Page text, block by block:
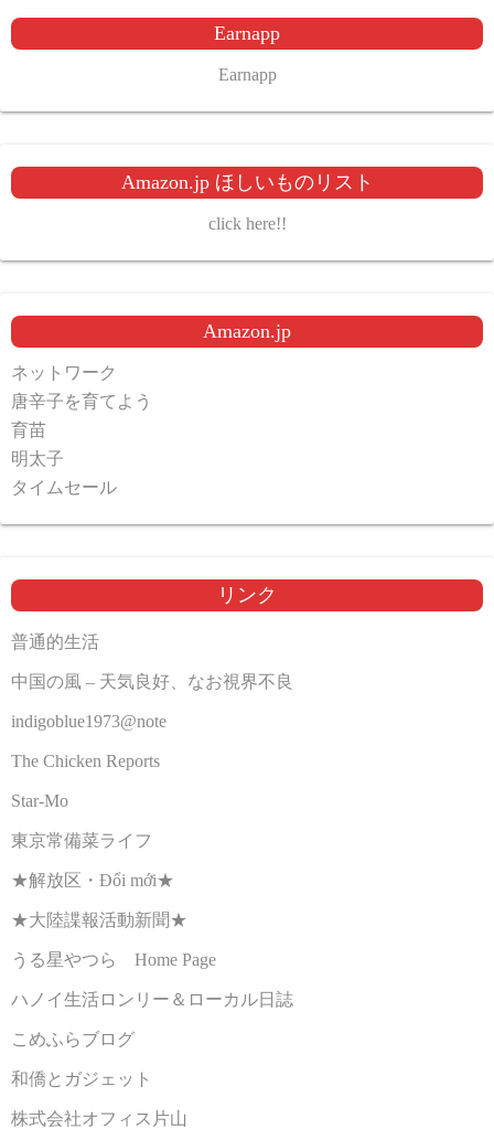
Earnapp
Earnapp
Amazon.jp ほしいものリスト
click here!!
Amazon.jp
ネットワーク
唐辛子を育てよう
育苗
明太子
タイムセール
リンク
普通的生活
中国の風 – 天気良好、なお視界不良
indigoblue1973@note
The Chicken Reports
Star-Mo
東京常備菜ライフ
★解放区・Đổi mới★
★大陸諜報活動新聞★
うる星やつら Home Page
ハノイ生活ロンリー＆ローカル日誌
こめふらブログ
和僑とガジェット
株式会社オフィス片山